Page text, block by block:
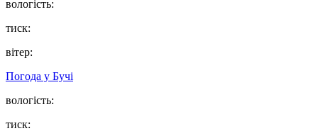
вологість:
тиск:
вітер:
Погода у Бучі
вологість:
тиск: